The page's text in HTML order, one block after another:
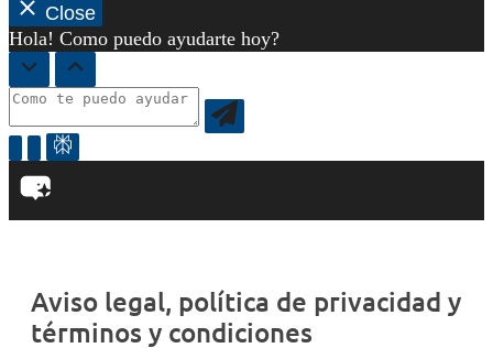
Close
Hola! Como puedo ayudarte hoy?
Aviso legal, política de privacidad y
términos y condiciones